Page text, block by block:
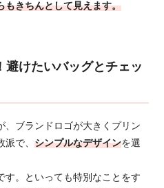
もきちんとして見えます。
避けたいバッグとチェッ
、ブランドロゴが大きくプリン
派で、シンプルなデザインを選
す。といっても特別なことをす